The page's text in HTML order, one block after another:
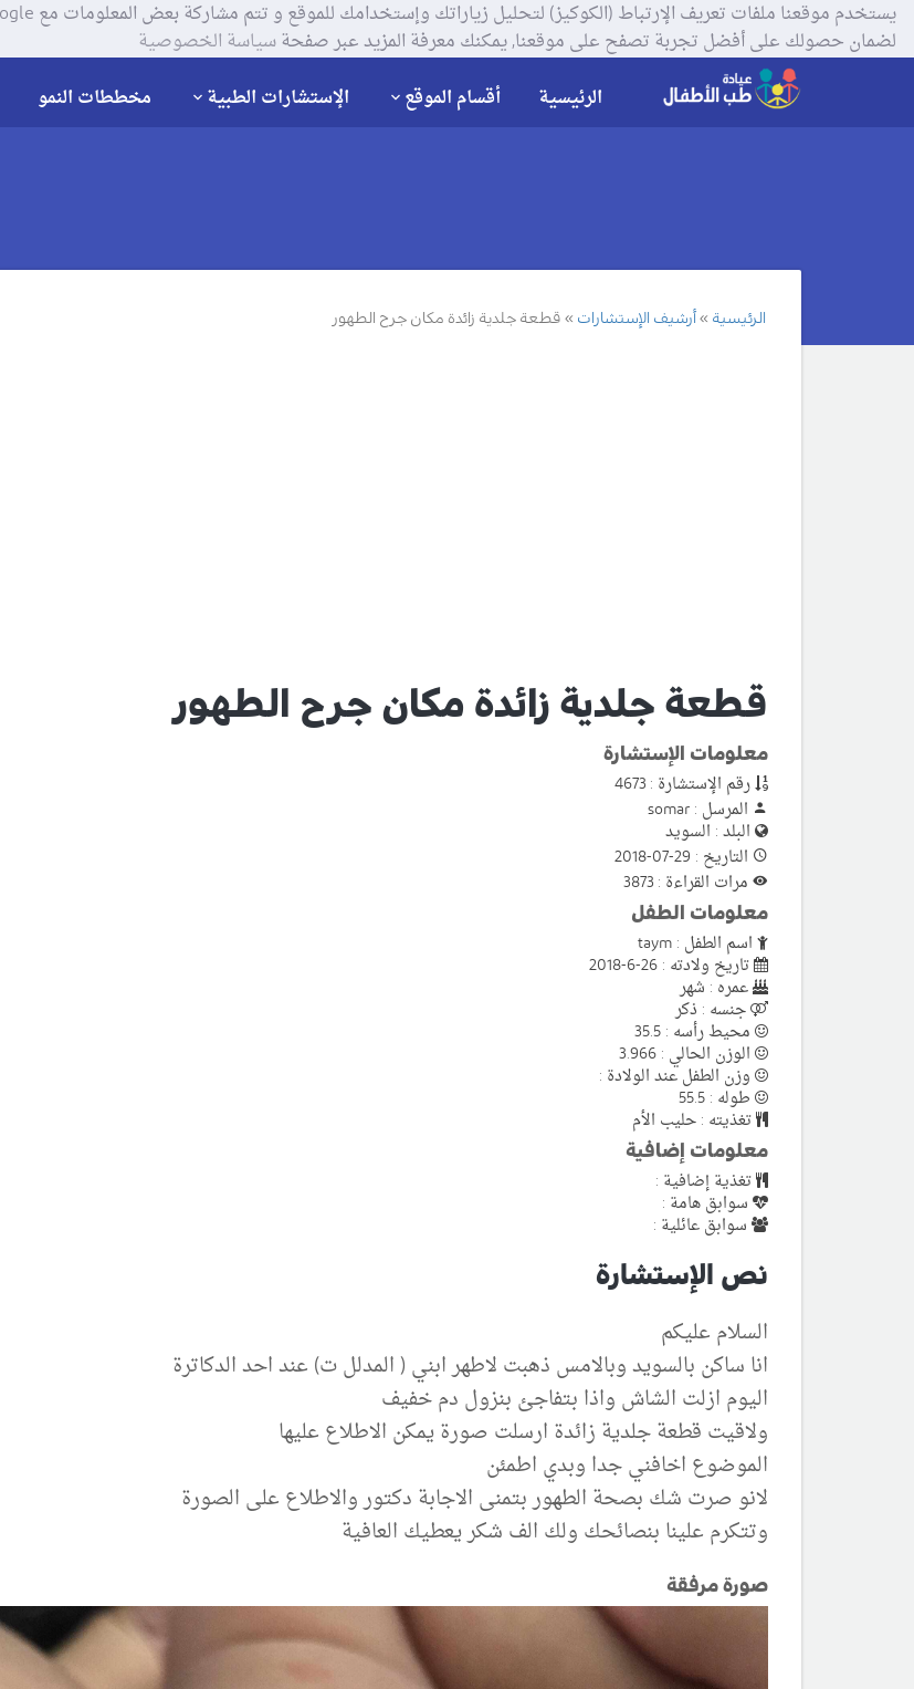
لضمان حصولك على أفضل تجربة تصفح على موقعنا, يمكنك معرفة المزيد عبر صفحةسياسة الخصوصية
الرئيسية أقسام الموقع الإستشارات الطبية مخططات النمو
الرئيسية أرشيف الإستشارات قطعة جلدية زائدة مكان جرح الطهور
قطعة جلدية زائدة مكان جرح الطهور
معلومات الإستشارة
رقم الإستشارة : 4673
المرسل : somar
البلد : السويد
التاريخ : 29-07-2018
مرات القراءة : 3873
معلومات الطفل
اسم الطفل : taym
تاريخ ولادته : 26-6-2018
عمره : شهر
جنسه : ذكر
محيط رأسه : 35.5
الوزن الحالي : 3.966
وزن الطفل عند الولادة :
طوله : 55.5
تغذيته : حليب الأم
معلومات إضافية
تغذية إضافية :
سوابق هامة :
سوابق عائلية :
نص الإستشارة
السلام عليكم
انا ساكن بالسويد وبالامس ذهبت لاطهر ابني ( المدلل ت) عند احد الدكاترة
اليوم ازلت الشاش واذا بتفاجئ بنزول دم خفيف
ولاقيت قطعة جلدية زائدة ارسلت صورة يمكن الاطلاع عليها
الموضوع اخافني جدا وبدي اطمئن
لانو صرت شك بصحة الطهور بتمنى الاجابة دكتور والاطلاع على الصورة
وتتكرم علينا بنصائحك ولك الف شكر يعطيك العافية
صورة مرفقة